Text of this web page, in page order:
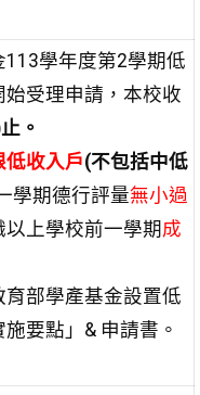
學年度第2學期低
受理申請，本校收
止。
低收入戶(不包括中低
學期德行評量無小過
以上學校前一學期 成
部學產基金設置低
要點」& 申請書。